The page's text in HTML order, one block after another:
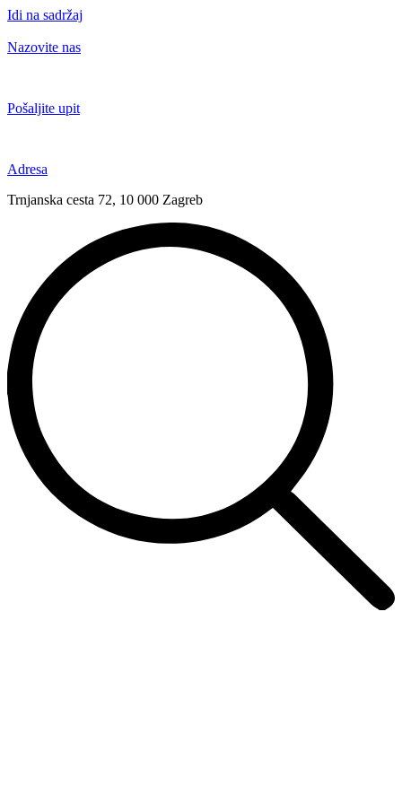
Idi na sadržaj
Nazovite nas
Pošaljite upit
Adresa
Trnjanska cesta 72, 10 000 Zagreb